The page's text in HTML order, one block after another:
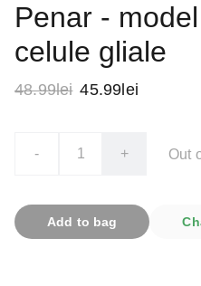
Penar -
celule gliale
48.99lei 45.99lei
- + Out
Add to bag